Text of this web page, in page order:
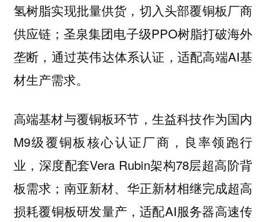
氢树脂实现批量供货，切入头部覆铜板厂商
供应链；圣泉集团电子级PPO树脂打破海外
垄断，通过英伟达体系认证，适配高端AI基
材生产需求。
高端基材与覆铜板环节，生益科技作为国内
M9级覆铜板核心认证厂商，良率领跑行
业，深度配套Vera Rubin架构78层超高阶背
板需求；南亚新材、华正新材相继完成超高
损耗覆铜板研发量产，适配AI服务器高速传